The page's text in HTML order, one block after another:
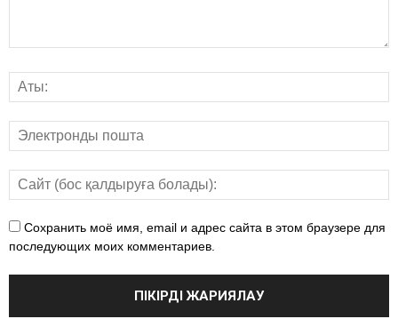
Сохранить моё имя, email и адрес сайта в этом браузере для
последующих моих комментариев.